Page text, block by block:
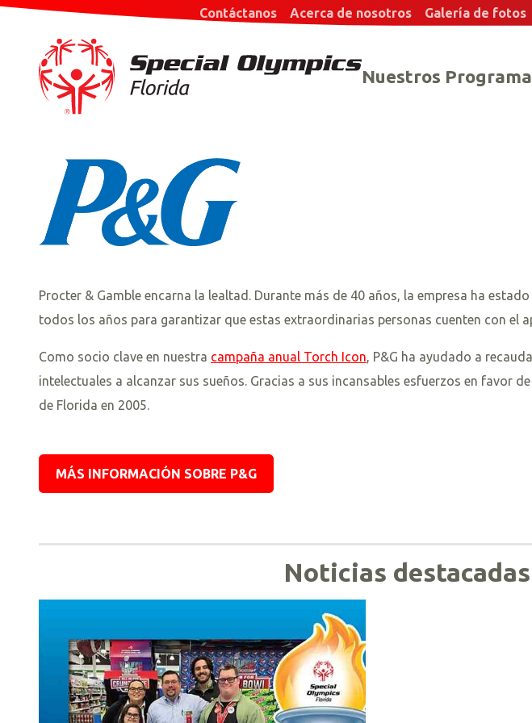
Nuestros
Contáctanos Acerca de nosotros Galería de fotos
Procter & Gamble encarna la lealtad. Durante más de 40 años, la empresa ha
todos los años para garantizar que estas extraordinarias personas cuenten con el
Como socio clave en nuestra campaña anual Torch Icon, P&G ha ayudado a
intelectuales a alcanzar sus sueños. Gracias a sus incansables esfuerzos en favor
de Florida en 2005.
MÁS INFORMACIÓN SOBRE P&G
Noticias